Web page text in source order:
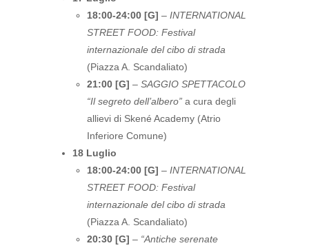
18:00-24:00 [G] – INTERNATIONAL
STREET FOOD: Festival
internazionale del cibo di strada
(Piazza A. Scandaliato)
21:00 [G] – SAGGIO SPETTACOLO
“Il segreto dell’albero” a cura degli
allievi di Skené Academy (Atrio
Inferiore Comune)
18 Luglio
18:00-24:00 [G] – INTERNATIONAL
STREET FOOD: Festival
internazionale del cibo di strada
(Piazza A. Scandaliato)
20:30 [G] – “Antiche serenate